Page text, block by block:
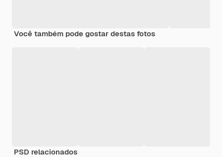
Você também pode gostar destas fotos
PSD relacionados